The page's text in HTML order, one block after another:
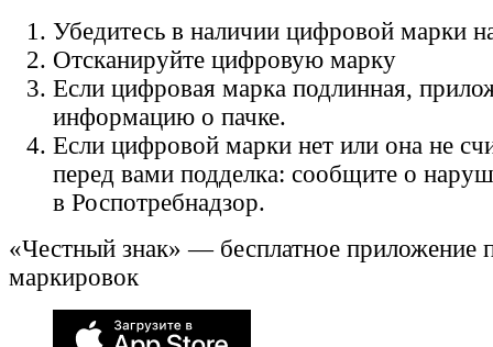
Убедитесь в наличии цифровой марки
Отсканируйте цифровую марку
Если цифровая марка подлинная,
информацию о пачке.
Если цифровой марки нет или она не
перед вами подделка: сообщите о
в Роспотребнадзор.
«Честный знак» — бесплатное приложение
маркировок